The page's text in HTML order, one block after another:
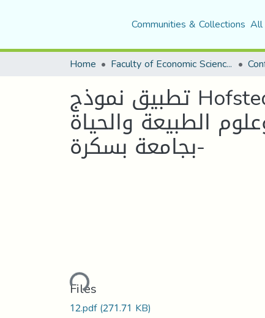
Communities & Collections All
Home Faculty of Economic Sciences, Commerce and Management Sciences
تطبيق نموذج Hofstede للقيم الثقافية لتحديد الخصائص الثقافية المرتبطة
الطبيعة والحياة
بجامعة بسكرة-
Loading...
Files
12.pdf(271.71 KB)